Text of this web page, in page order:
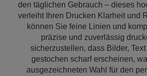
den täglichen Gebrauch – dieses
verleiht Ihren Drucken Klarheit und
können Sie feine Linien und
präzise und zuverlässig
sicherzustellen, dass Bilder,
gestochen scharf erscheinen,
ausgezeichneten Wahl für den